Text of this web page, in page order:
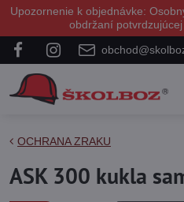
Upozornenie k objednávke:
obdržaní potvrdzujúcej
OCHRANA ZRAKU
ASK 300 kukla